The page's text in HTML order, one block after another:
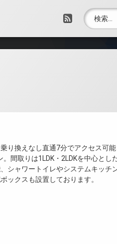
RSS
検索:
換えなし直通7分でアクセス可能
間取りは1LDK・2LDKを中心とし
シャワートイレやシステムキッチ
ックスも設置しております。